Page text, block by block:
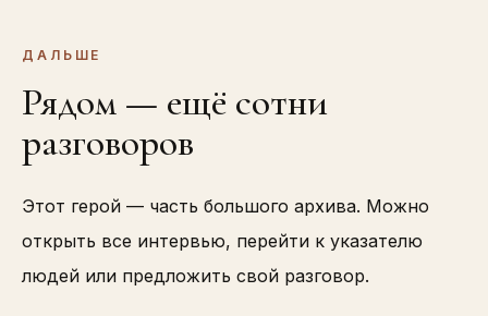
ДАЛЬШЕ
Рядом — ещё сотни
разговоров
Этот герой — часть большого архива. Можно
открыть все интервью, перейти к указателю
людей или предложить свой разговор.